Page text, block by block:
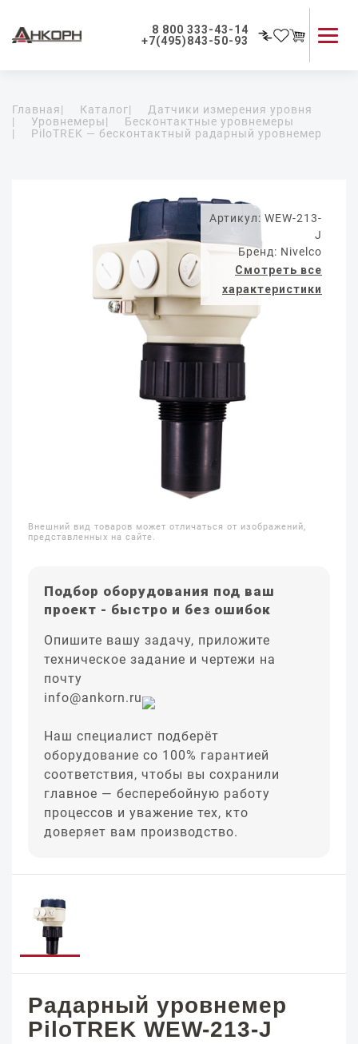
8 800 333-43-14
+7(495)843-50-93
Применение приборов
Как мы работаем
Главная| Каталог|
Датчики измерения уровня
|
Уровнемеры|
Бесконтактные уровнемеры
|
PiloTREK — бесконтактный радарный уровнемер
Артикул: WEW-213-
J
Бренд: Nivelco
Смотреть все
характеристики
Внешний вид товаров может отличаться от изображений,
представленных на сайте.
Подбор оборудования под ваш
проект - быстро и без ошибок
Опишите вашу задачу, приложите
техническое задание и чертежи на
почту
info@ankorn.ru
Наш специалист подберёт
оборудование со 100% гарантией
соответствия, чтобы вы сохранили
главное — бесперебойную работу
процессов и уважение тех, кто
доверяет вам производство.
Радарный уровнемер
PiloTREK WEW-213-J